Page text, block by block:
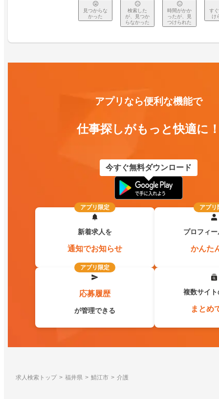
見つからな
かった
検索した
が、見つか
らなかった
時間がかか
ったが、見
つけられた
す
け
アプリなら便利な機能で
仕事探しがもっと快適に
今すぐ無料ダウンロード
アプリ限定
新着求人を
通知でお知らせ
アプリ
プロフィ
かんた
アプリ限定
応募履歴
が管理できる
複数サイ
まとめ
求人検索トップ 福井県 鯖江市 介護